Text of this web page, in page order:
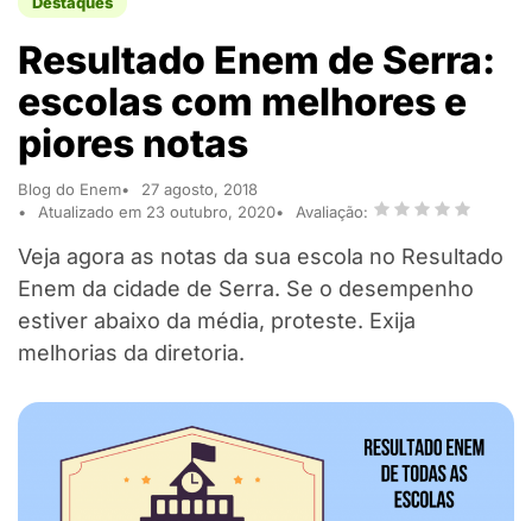
Resultado Enem de Serra:
escolas com melhores e
piores notas
Blog do Enem
27 agosto, 2018
Atualizado em 23 outubro, 2020
Avaliação:
Veja agora as notas da sua escola no Resultado
Enem da cidade de Serra. Se o desempenho
estiver abaixo da média, proteste. Exija
melhorias da diretoria.